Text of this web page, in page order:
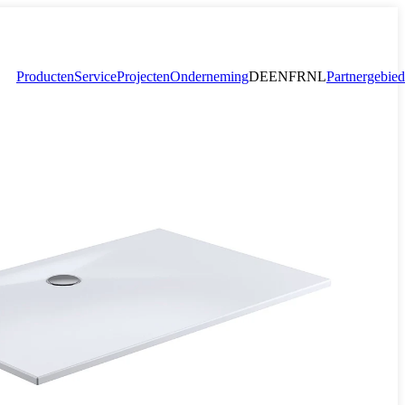
ProductenServiceProjectenOndernemingDEENFRNLPartnergebied